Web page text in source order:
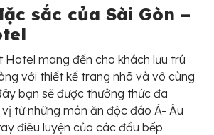
sắc của Sài Gòn –
Hotel mang đến cho khách lưu trú
với thiết kế trang nhã và vô cùng
bạn sẽ được thưởng thức đa
từ những món ăn độc đáo Á- Âu
điêu luyện của các đầu bếp